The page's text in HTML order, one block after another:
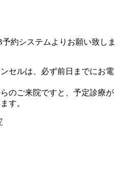
約システムよりお願い致しま
セルは、必ず前日までにお電
のご来院ですと、予定診療が
す。